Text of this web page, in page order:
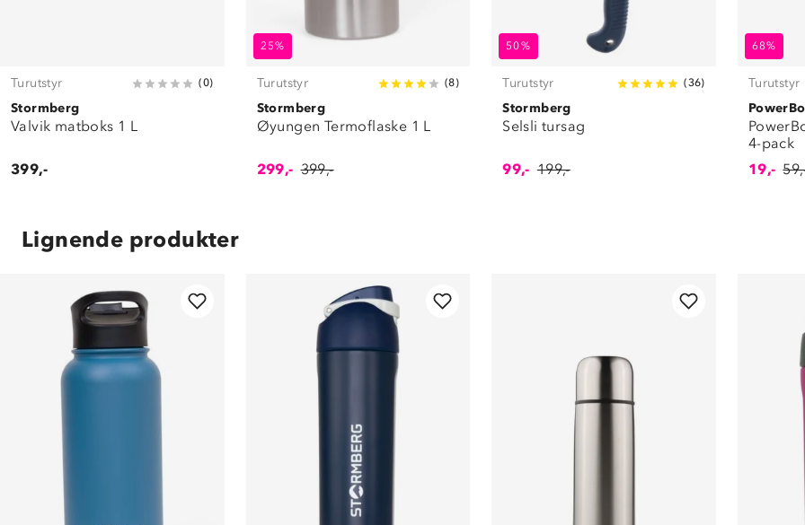
Turutstyr (0)
Stormberg
Valvik matboks 1 L
399,-
25%
Turutstyr (8)
Stormberg
Øyungen Termoflaske 1 L
299,- 399,-
50%
Turutstyr (36)
Stormberg
Selsli tursag
99,- 199,-
68%
Turutstyr
4-pack
19,-
Lignende produkter